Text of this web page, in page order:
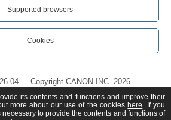
Supported browsers
Cookies
04 Copyright CANON INC. 2026
its contents and functions and improve their
more about our use of the cookies here. If you
to provide the contents and functions of